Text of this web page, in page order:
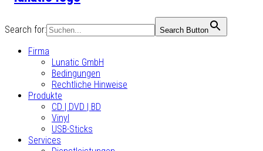
Search for: Search Button
Firma
Lunatic GmbH
Bedingungen
Rechtliche Hinweise
Produkte
CD | DVD | BD
Vinyl
USB-Sticks
Services